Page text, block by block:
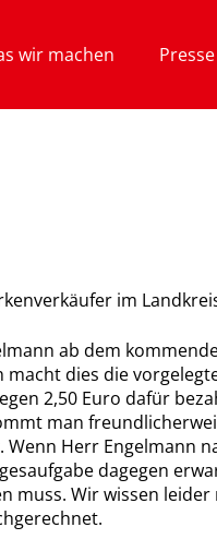
wir machen Presse
im
ab dem
dies die
2,50 Euro dafür
man
Herr Engelmann
dagegen
Wir wissen